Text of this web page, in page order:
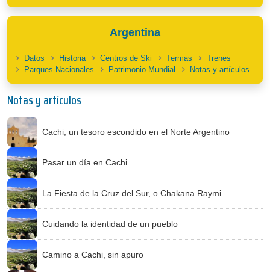
Argentina
Datos Historia Centros de Ski Termas
Trenes
Parques Nacionales
Patrimonio Mundial Notas y artículos
Notas y artículos
Cachi, un tesoro escondido en el Norte Argentino
Pasar un día en Cachi
La Fiesta de la Cruz del Sur, o Chakana Raymi
Cuidando la identidad de un pueblo
Camino a Cachi, sin apuro